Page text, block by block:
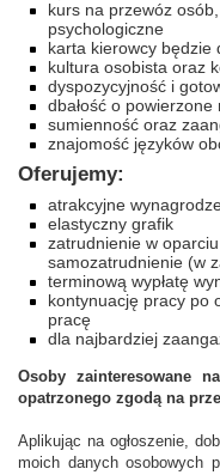
kurs na przewóz
psychologiczne
karta kierowcy będzie
kultura osobista oraz
dyspozycyjność i
dbałość o powierzone
sumienność oraz
znajomość języków
Oferujemy:
atrakcyjne
elastyczny grafik
zatrudnienie w
samozatrudnienie (w
terminową wypłatę
kontynuację pracy po
pracę
dla najbardziej
Osoby zainteresowane
opatrzonego zgodą na
Aplikując na ogłoszenie,
moich danych osobowych